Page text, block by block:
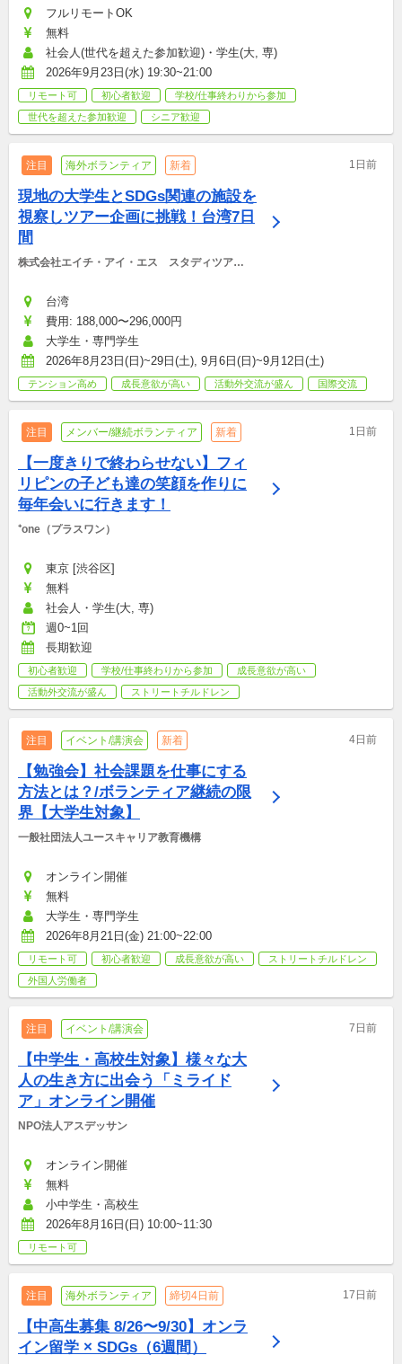
フルリモートOK
無料
社会人(世代を超えた参加歓迎)・学生(大, 専)
2026年9月23日(水) 19:30~21:00
リモート可 初心者歓迎
学校/仕事終わりから参加
世代を超えた参加歓迎
シニア歓迎
注目 海外ボランティア 新着 1日前
現地の大学生とSDGs関連の施設を
視察しツアー企画に挑戦！台湾7日
間
株式会社エイチ・アイ・エス　スタディツアー
台湾
費用: 188,000〜296,000円
大学生・専門学生
2026年8月23日(日)~29日(土), 9月6日(日)~9月12日(土)
テンション高め 成長意欲が高い 活動外交流が盛ん 国際交流
注目 メンバー/継続ボランティア 新着 1日前
【一度きりで終わらせない】フィ
リピンの子ども達の笑顔を作りに
毎年会いに行きます！
⁺one（プラスワン）
東京 [渋谷区]
無料
社会人・学生(大, 専)
週0~1回
長期歓迎
初心者歓迎 学校/仕事終わりから参加
成長意欲が高い
活動外交流が盛ん
ストリートチルドレン
注目 イベント/講演会 新着 4日前
【勉強会】社会課題を仕事にする
方法とは？/ボランティア継続の限
界【大学生対象】
一般社団法人ユースキャリア教育機構
オンライン開催
無料
大学生・専門学生
2026年8月21日(金) 21:00~22:00
リモート可 初心者歓迎 成長意欲が高い
ストリートチルドレン
外国人労働者
注目 イベント/講演会 7日前
【中学生・高校生対象】様々な大
人の生き方に出会う「ミライド
ア」オンライン開催
NPO法人アスデッサン
オンライン開催
無料
小中学生・高校生
2026年8月16日(日) 10:00~11:30
リモート可
注目 海外ボランティア 締切4日前 17日前
【中高生募集 8/26〜9/30】オンラ
イン留学 × SDGs（6週間）